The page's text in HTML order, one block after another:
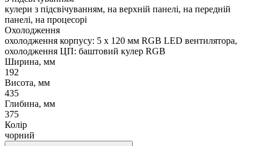
кулери з підсвічуванням, на верхній панелі, на передній
панелі, на процесорі
Охолодження
охолодження корпусу: 5 x 120 мм RGB LED вентилятора,
охолодження ЦП: баштовий кулер RGB
Ширина, мм
192
Висота, мм
435
Глибина, мм
375
Колір
чорний